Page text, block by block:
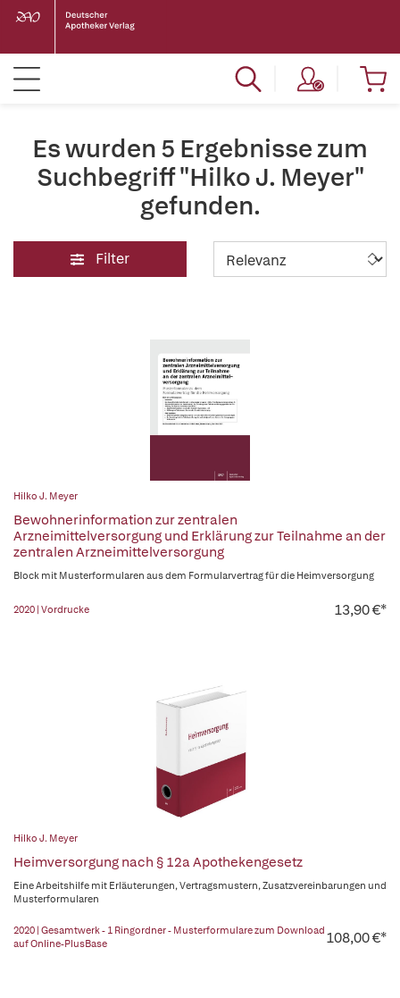
Es wurden 5 Ergebnisse zum
Suchbegriff "Hilko J. Meyer"
gefunden.
Filter
Hilko J. Meyer
Bewohnerinformation zur zentralen
Arzneimittelversorgung und Erklärung zur Teilnahme an der
zentralen Arzneimittelversorgung
Block mit Musterformularen aus dem Formularvertrag für die Heimversorgung
2020 | Vordrucke 13,90 €*
Hilko J. Meyer
Heimversorgung nach § 12a Apothekengesetz
Eine Arbeitshilfe mit Erläuterungen, Vertragsmustern, Zusatzvereinbarungen und
Musterformularen
2020 | Gesamtwerk - 1 Ringordner - Musterformulare zum Download
auf Online-PlusBase
108,00 €*